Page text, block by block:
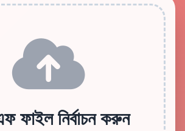
ফাইল নির্বাচন করুন